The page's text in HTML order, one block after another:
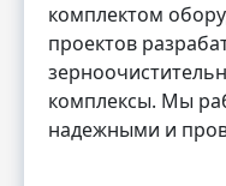
комплектом
проектов
комплексы. Мы
надежными и